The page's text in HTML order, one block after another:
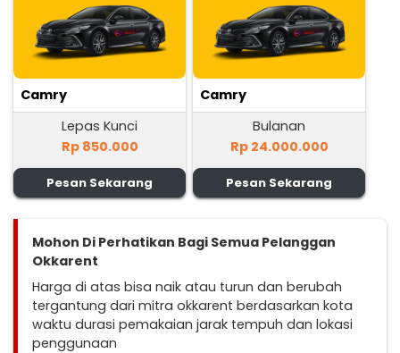
Camry
Lepas Kunci
Rp 850.000
Pesan Sekarang
Camry
Bulanan
Rp 24.000.000
Pesan Sekarang
Mohon Di Perhatikan Bagi Semua Pelanggan
Okkarent
Harga di atas bisa naik atau turun dan berubah
tergantung dari mitra okkarent berdasarkan kota
waktu durasi pemakaian jarak tempuh dan lokasi
penggunaan